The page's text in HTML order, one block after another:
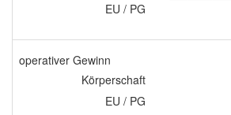
EU / PG
operativer Gewinn
Körperschaft
EU / PG